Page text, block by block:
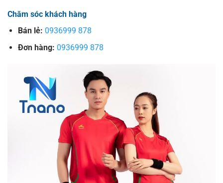
Chăm sóc khách hàng
Bán lẻ: 0936999 878
Đơn hàng: 0936999 878